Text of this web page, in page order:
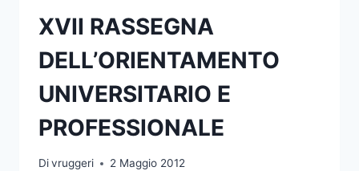
XVII RASSEGNA
DELL’ORIENTAMENTO
UNIVERSITARIO E
PROFESSIONALE
Divruggeri 2 Maggio 2012